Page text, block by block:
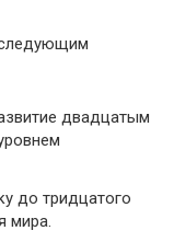
следующим
двадцатым
до тридцатого
мира.